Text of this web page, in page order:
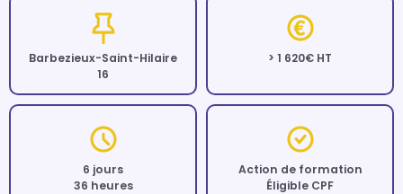
Barbezieux-Saint-Hilaire
16
> 1 620€ HT
6 jours
36 heures
Action de formation
Éligible CPF